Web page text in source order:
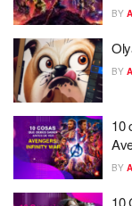
BY
BY
10
BY
10